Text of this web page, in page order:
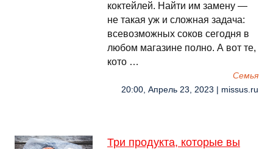
коктейлей. Найти им замену —
не такая уж и сложная задача:
всевозможных соков сегодня в
любом магазине полно. А вот те,
кото …
Семья
20:00, Апрель 23, 2023 | missus.ru
Три продукта, которые вы